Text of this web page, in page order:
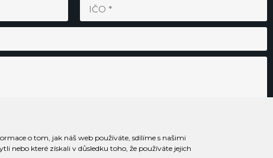
Odesláním souhlasím sezpracováním osobních údajů
o tom, jak náš web používáte, sdílíme s našimi
nebo které získali v důsledku toho, že používáte jejich